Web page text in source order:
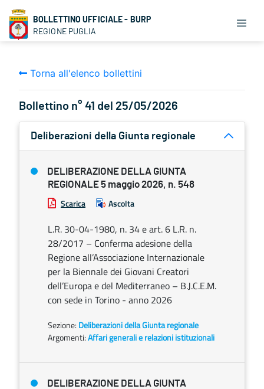
BOLLETTINO UFFICIALE - BURP
REGIONE PUGLIA
Torna all'elenco bollettini
Bollettino n° 41 del 25/05/2026
Deliberazioni della Giunta regionale
DELIBERAZIONE DELLA GIUNTA
REGIONALE 5 maggio 2026, n. 548
Scarica Ascolta
L.R. 30-04-1980, n. 34 e art. 6 L.R. n.
28/2017 – Conferma adesione della
Regione all’Associazione Internazionale
per la Biennale dei Giovani Creatori
dell’Europa e del Mediterraneo – B.J.C.E.M.
con sede in Torino - anno 2026
Sezione: Deliberazioni della Giunta regionale
Argomenti:Affari generali e relazioni istituzionali
DELIBERAZIONE DELLA GIUNTA